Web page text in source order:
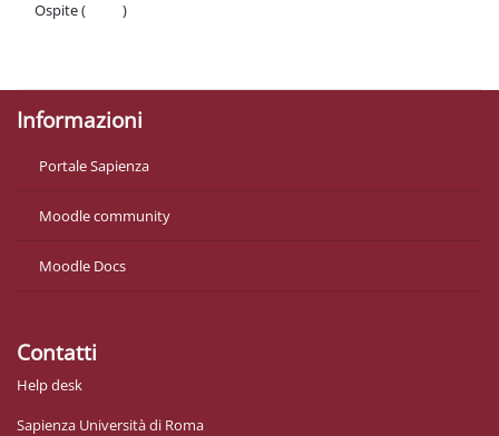
Ospite (
)
Informazioni
Portale Sapienza
Moodle community
Moodle Docs
Contatti
Help desk
Sapienza Università di Roma